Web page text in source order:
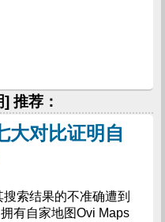
推荐：
大对比证明自
索结果的不准确遭到
有自家地图Ovi Maps